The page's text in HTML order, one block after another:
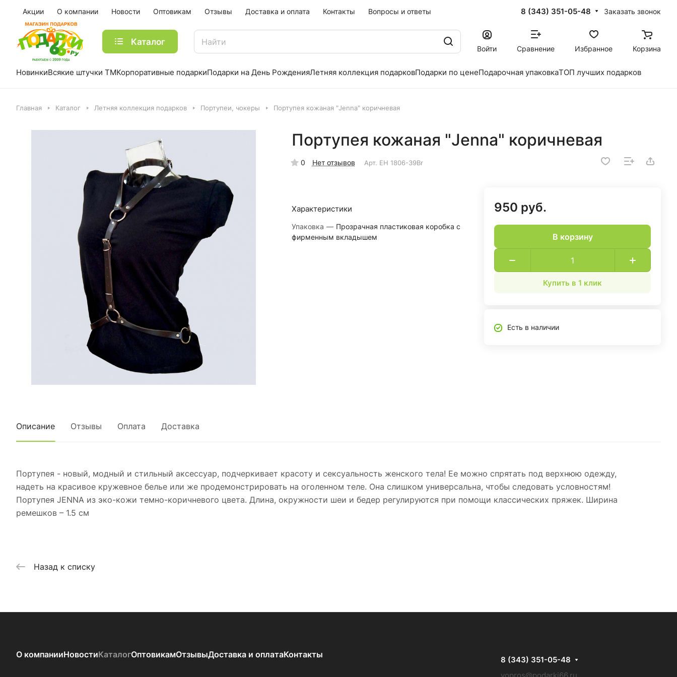
Акции О компании Новости Оптовикам Отзывы Доставка и оплата Контакты Вопросы и ответы 8 (343) 351-05-48 Заказать звонок
Каталог
Войти Сравнение Избранное Корзина
НовинкиВсякие штучки ТМКорпоративные подаркиПодарки на День РожденияЛетняя коллекция подарковПодарки по ценеПодарочная упаковкаТОП лучших подарков
Главная Каталог Летняя коллекция подарков Портупеи, чокеры Портупея кожаная "Jenna" коричневая
Портупея кожаная "Jenna" коричневая
0 Нет отзывов Арт. EH 1806-39Br
Характеристики
Упаковка — Прозрачная пластиковая коробка с
фирменным вкладышем
950 руб.
В корзину
Купить в 1 клик
Есть в наличии
Описание Отзывы Оплата Доставка
Портупея - новый, модный и стильный аксессуар, подчеркивает красоту и сексуальность женского тела! Ее можно спрятать под верхнюю одежду,
надеть на красивое кружевное белье или же продемонстрировать на оголенном теле. Она слишком универсальна, чтобы следовать условностям!
Портупея JENNA из эко-кожи темно-коричневого цвета. Длина, окружности шеи и бедер регулируются при помощи классических пряжек. Ширина
ремешков – 1.5 см
Назад к списку
О компанииНовостиКаталогОптовикамОтзывыДоставка и оплатаКонтакты
8 (343) 351-05-48